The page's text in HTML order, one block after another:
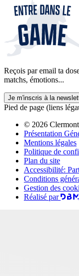
Reçois par email ta
matchs, émotions...
Je m'inscris à la
Pied de page (liens
© 2026
Présentation
Mentions légales
Politique de
Plan du site
Accessibilité:
Conditions
Gestion des
Réalisé par